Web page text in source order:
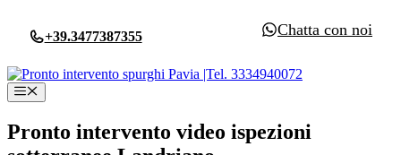
contenuto
+39.3477387355 Chatta con noi
Menu
Pronto intervento video ispezioni